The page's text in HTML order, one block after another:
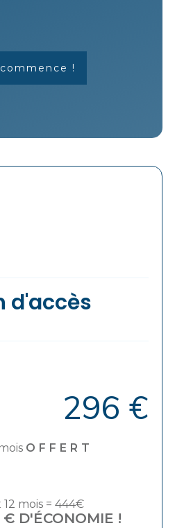
!
d'accès
296 €
OFFERT
mois = 444€
€ D'ÉCONOMIE !